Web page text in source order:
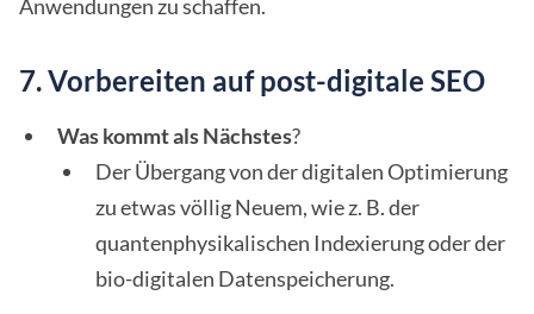
Anwendungen zu schaffen.
7. Vorbereiten auf post-digitale SEO
Was kommt als Nächstes?
Der Übergang von der digitalen Optimierung
zu etwas völlig Neuem, wie z. B. der
quantenphysikalischen Indexierung oder der
bio-digitalen Datenspeicherung.